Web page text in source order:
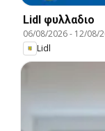
Lidl φυλλαδιο
06/08/2026- 12/08/
Lidl